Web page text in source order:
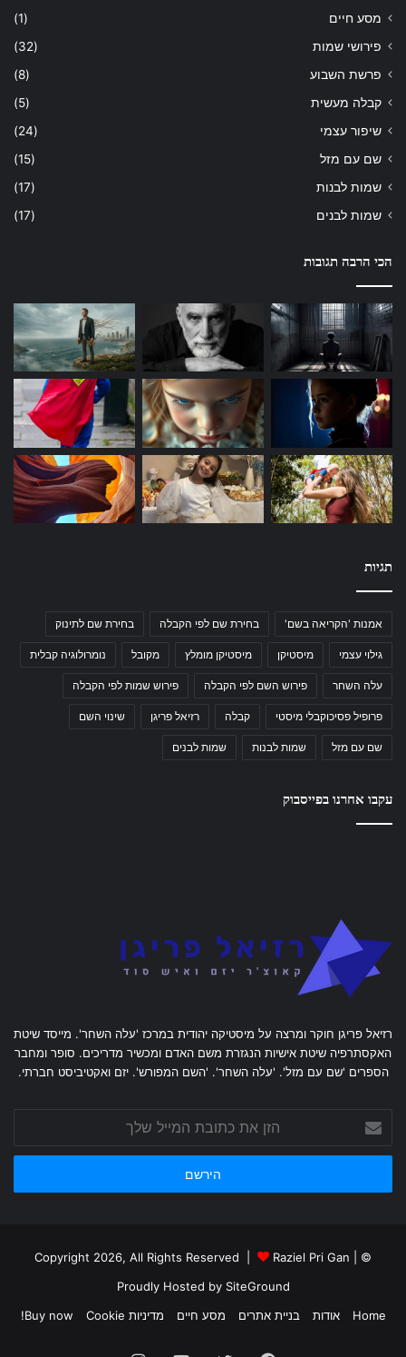
מסע חיים
(1)
פירושי שמות
(32)
פרשת השבוע
(8)
קבלה מעשית
(5)
שיפור עצמי
(24)
שם עם מזל
(15)
שמות לבנות
(17)
שמות לבנים
(17)
הכי הרבה תגובות
תגיות
אמנות 'הקריאה בשם' בחירת שם לפי הקבלה בחירת שם לתינוק
גילוי עצמי מיסטיקן מיסטיקן מומלץ מקובל נומרולוגיה קבלית
עלה השחר פירוש השם לפי הקבלה פירוש שמות לפי הקבלה
פרופיל פסיכוקבלי מיסטי קבלה רזיאל פריגן שינוי השם
שם עם מזל שמות לבנות שמות לבנים
עקבו אחרנו בפייסבוק
רזיאל פריגן חוקר ומרצה על מיסטיקה יהודית במרכז 'עלה השחר'. מייסד שיטת
האקסתרפיה שיטת אישיות הנגזרת משם האדם ומכשיר מדריכים. סופר ומחבר
הספרים 'שם עם מזל'. 'עלה השחר'. 'השם המפורש'. יזם ואקטיביסט חברתי.
את
כתובת
שלך
© Copyright 2026, All Rights Reserved |
Raziel Pri Gan
Proudly Hosted by SiteGround
Home
אודות בניית אתרים מסע חיים מדיניות Cookie Buy now!